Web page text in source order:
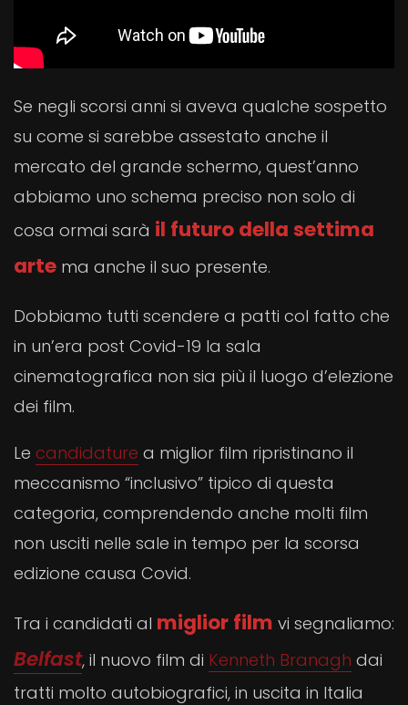
Se negli scorsi anni si aveva qualche sospetto
su come si sarebbe assestato anche il
mercato del grande schermo, quest’anno
abbiamo uno schema preciso non solo di
cosa ormai sarà il futuro della settima
arte ma anche il suo presente.
Dobbiamo tutti scendere a patti col fatto che
in un’era post Covid-19 la sala
cinematografica non sia più il luogo d’elezione
dei film.
Le candidature a miglior film ripristinano il
meccanismo “inclusivo” tipico di questa
categoria, comprendendo anche molti film
non usciti nelle sale in tempo per la scorsa
edizione causa Covid.
Tra i candidati al miglior film vi segnaliamo:
Belfast, il nuovo film di Kenneth Branagh dai
tratti molto autobiografici, in uscita in Italia